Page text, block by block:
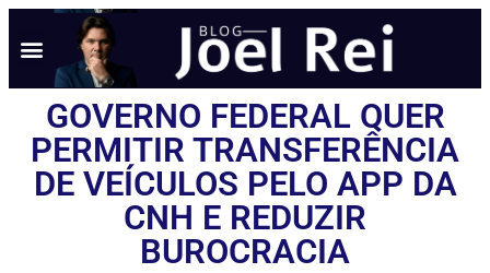
GOVERNO FEDERAL QUER
PERMITIR TRANSFERÊNCIA
DE VEÍCULOS PELO APP DA
CNH E REDUZIR
BUROCRACIA